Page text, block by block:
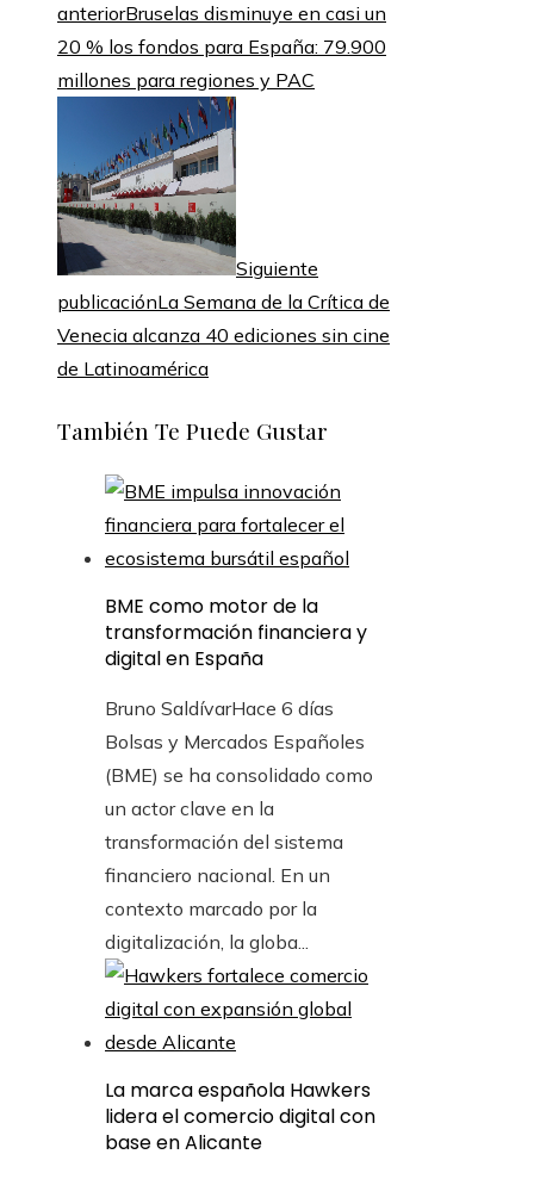
anteriorBruselas disminuye en casi un
20 % los fondos para España: 79.900
millones para regiones y PAC
Siguiente
publicaciónLa Semana de la Crítica de
Venecia alcanza 40 ediciones sin cine
de Latinoamérica
También Te Puede Gustar
BME como motor de la
transformación financiera y
digital en España
Bruno SaldívarHace 6 días
Bolsas y Mercados Españoles
(BME) se ha consolidado como
un actor clave en la
transformación del sistema
financiero nacional. En un
contexto marcado por la
digitalización, la globa...
La marca española Hawkers
lidera el comercio digital con
base en Alicante